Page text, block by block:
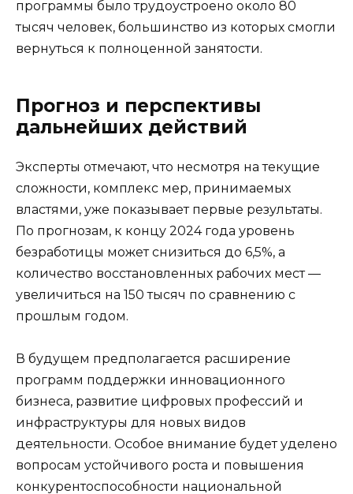
программы было трудоустроено около 80
тысяч человек, большинство из которых смогли
вернуться к полноценной занятости.
Прогноз и перспективы
дальнейших действий
Эксперты отмечают, что несмотря на текущие
сложности, комплекс мер, принимаемых
властями, уже показывает первые результаты.
По прогнозам, к концу 2024 года уровень
безработицы может снизиться до 6,5%, а
количество восстановленных рабочих мест —
увеличиться на 150 тысяч по сравнению с
прошлым годом.
В будущем предполагается расширение
программ поддержки инновационного
бизнеса, развитие цифровых профессий и
инфраструктуры для новых видов
деятельности. Особое внимание будет уделено
вопросам устойчивого роста и повышения
конкурентоспособности национальной